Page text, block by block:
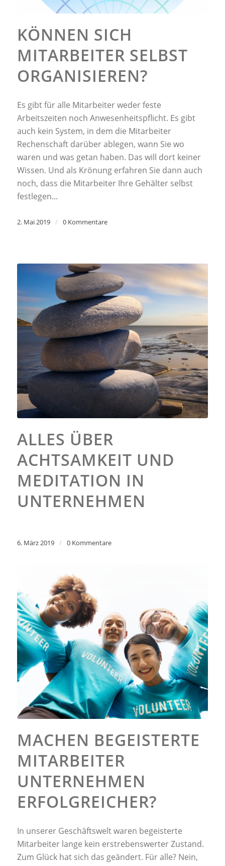
KÖNNEN SICH
MITARBEITER SELBST
ORGANISIEREN?
Es gibt für alle Mitarbeiter weder feste
Arbeitszeiten noch Anwesenheitspflicht. Es gibt
auch kein System, in dem die Mitarbeiter
Rechenschaft darüber ablegen, wann Sie wo
waren und was getan haben. Das will dort keiner
Wissen. Und als Krönung erfahren Sie dann auch
noch, dass die Mitarbeiter Ihre Gehälter selbst
festlegen...
2. Mai 2019 / 0 Kommentare
ALLES ÜBER
ACHTSAMKEIT UND
MEDITATION IN
UNTERNEHMEN
6. März 2019 / 0 Kommentare
MACHEN BEGEISTERTE
MITARBEITER
UNTERNEHMEN
ERFOLGREICHER?
In unserer Geschäftswelt waren begeisterte
Mitarbeiter lange kein erstrebenswerter Zustand.
Zum Glück hat sich das geändert. Für alle? Nein,